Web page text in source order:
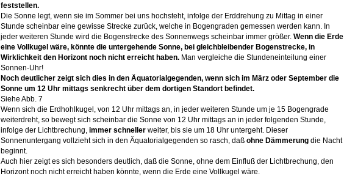
feststellen.
Die Sonne legt, wenn sie im Sommer bei uns hochsteht, infolge der Erddrehung zu Mittag in einer
Stunde scheinbar eine gewisse Strecke zurück, welche in Bogengraden gemessen werden kann. In
jeder weiteren Stunde wird die Bogenstrecke des Sonnenwegs scheinbar immer größer. Wenn die Erde
eine Vollkugel wäre, könnte die untergehende Sonne, bei gleichbleibender Bogenstrecke, in
Wirklichkeit den Horizont noch nicht erreicht haben. Man vergleiche die Stundeneinteilung einer
Sonnen-Uhr!
Noch deutlicher zeigt sich dies in den Äquatorialgegenden, wenn sich im März oder September die
Sonne um 12 Uhr mittags senkrecht über dem dortigen Standort befindet.
Siehe Abb. 7
Wenn sich die Erdhohlkugel, von 12 Uhr mittags an, in jeder weiteren Stunde um je 15 Bogengrade
weiterdreht, so bewegt sich scheinbar die Sonne von 12 Uhr mittags an in jeder folgenden Stunde,
infolge der Lichtbrechung, immer schneller weiter, bis sie um 18 Uhr untergeht. Dieser
Sonnenuntergang vollzieht sich in den Äquatorialgegenden so rasch, daß ohne Dämmerung die Nacht
beginnt.
Auch hier zeigt es sich besonders deutlich, daß die Sonne, ohne dem Einfluß der Lichtbrechung, den
Horizont noch nicht erreicht haben könnte, wenn die Erde eine Vollkugel wäre.